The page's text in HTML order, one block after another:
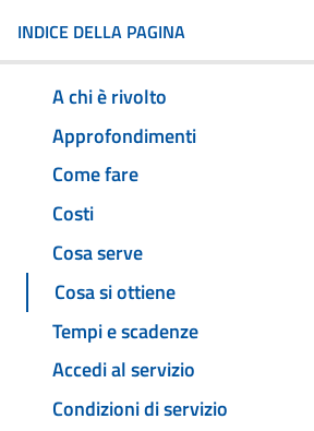
INDICE DELLA PAGINA
A chi è rivolto
Approfondimenti
Come fare
Costi
Cosa serve
Cosa si ottiene
Tempi e scadenze
Accedi al servizio
Condizioni di servizio